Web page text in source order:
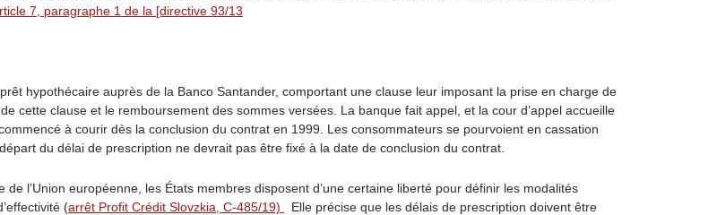
7, paragraphe 1 de la [directive 93/13
hypothécaire auprès de la Banco Santander, comportant une clause leur imposant la prise en charge de
cette clause et le remboursement des sommes versées. La banque fait appel, et la cour d’appel accueille
à courir dès la conclusion du contrat en 1999. Les consommateurs se pourvoient en cassation
du délai de prescription ne devrait pas être fixé à la date de conclusion du contrat.
de l’Union européenne, les États membres disposent d’une certaine liberté pour définir les modalités
(arrêt Profit Crédit Slovzkia, C-485/19)
Elle précise que les délais de prescription doivent être